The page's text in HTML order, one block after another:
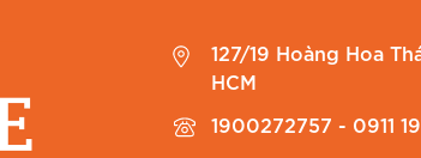
127/19 Hoàng Hoa
HCM
1900272757 - 0911